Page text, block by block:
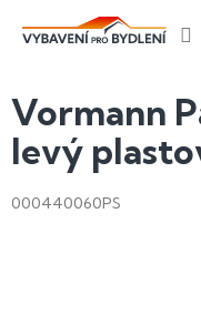
Vormann
levý
000440060PS